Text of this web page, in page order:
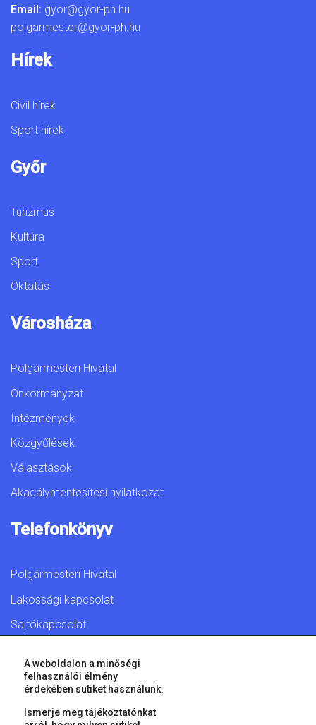
Email: gyor@gyor-ph.hu
polgarmester@gyor-ph.hu
Hírek
Civil hírek
Sport hírek
Győr
Turizmus
Kultúra
Sport
Oktatás
Városháza
Polgármesteri Hivatal
Önkormányzat
Intézmények
Közgyűlések
Választások
Akadálymentesítési nyilatkozat
Telefonkönyv
Polgármesteri Hivatal
Lakossági kapcsolat
Sajtókapcsolat
© 2026 Győr Megyei Jogú Város • Minden jog fenntartva!
A weboldalon a minőségi
felhasználói élmény
érdekében sütiket használunk.
Ismerje meg tájékoztatónkat